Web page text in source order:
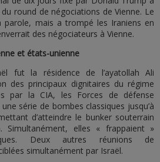
du round de négociations de Vienne. Le
parole, mais a trompé les Iraniens en
des négociateurs à Vienne.
et états-unienne
fut la résidence de l’ayatollah Ali
des principaux dignitaires du régime
par la CIA, les Forces de défense
série de bombes classiques jusqu’à
d’atteindre le bunker souterrain
elles « frappaient »
Deux autres réunions de
simultanément par Israël.